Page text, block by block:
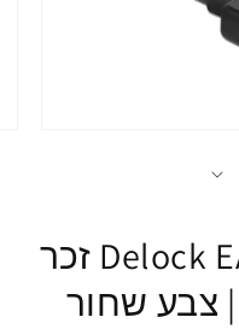
כבל Delock EASY USB-A 2.0 זכר